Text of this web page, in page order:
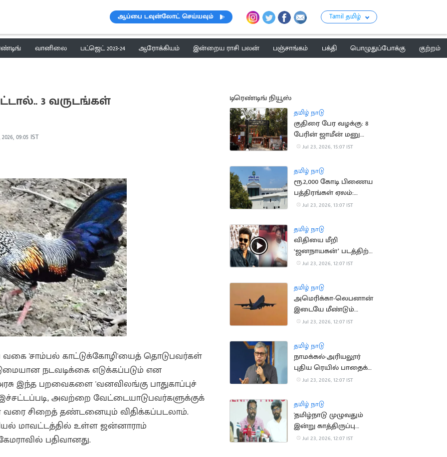
ஆப்பை டவுன்லோட் செய்யவும் Tamil தமிழ்
வானிலை பட்ஜெட் 2023-24 ஆரோக்கியம் இன்றைய ராசி பலன் பஞ்சாங்கம் பக்தி பொழுதுப்போக்கு
குற்றம்
3 வருடங்கள்
09:05 IST
வகை 'சாம்பல் காட்டுக்கோழி'யைத் தொடுபவர்கள்
நடவடிக்கை எடுக்கப்படும் என
இந்த பறவைகளை 'வனவிலங்கு பாதுகாப்புச்
அவற்றை வேட்டையாடுபவர்களுக்குக்
சிறைத் தண்டனையும் விதிக்கப்படலாம்.
மாவட்டத்தில் உள்ள ஜன்னாராம்
பதிவானது.
டிரெண்டிங் நியூஸ்
தமிழ் நாடு
குதிரை பேர வழக்கு: 8
பேரின் ஜாமீன் மனு
தள்ளுபடி
Jul 23, 2026, 15:07 IST
தமிழ் நாடு
ரூ.2,000 கோடி பிணைய
பத்திரங்கள் ஏலம்:
தமிழக அரசு அறிவிப்பு
Jul 23, 2026, 13:07 IST
தமிழ் நாடு
விதியை மீறி
‘ஜனநாயகன்’ படத்திற்கு
குழந்தையை அழைத்து
Jul 23, 2026, 12:07 IST
தமிழ் நாடு
அமெரிக்கா-லெபனான்
இடையே மீண்டும்
விமான சேவை
Jul 23, 2026, 12:07 IST
தமிழ் நாடு
நாமக்கல்-அரியலூர்
புதிய ரெயில் பாதைக்கு
ஒப்புதல்: அஸ்வினி
Jul 23, 2026, 12:07 IST
தமிழ் நாடு
'தமிழ்நாடு முழுவதும்
இன்று காத்திருப்பு
போராட்டம்'.. SFI
Jul 23, 2026, 12:07 IST